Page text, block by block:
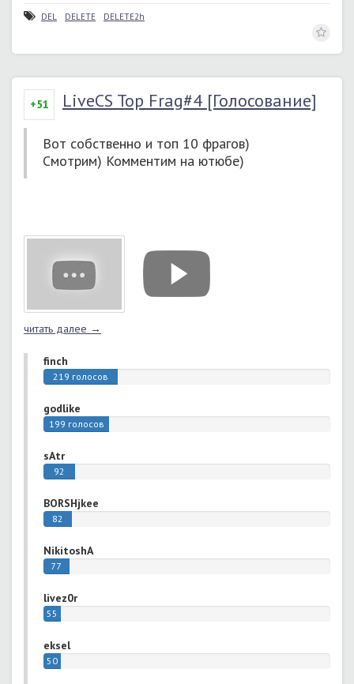
DEL DELETE DELETE2h
+51 LiveCS Top Frag#4 [Голосование]
Вот собственно и топ 10 фрагов)
Смотрим) Комментим на ютюбе)
читать далее →
finch
219 голосов
godlike
199 голосов
sAtr
92
BORSHjkee
82
NikitoshA
77
livez0r
55
eksel
50